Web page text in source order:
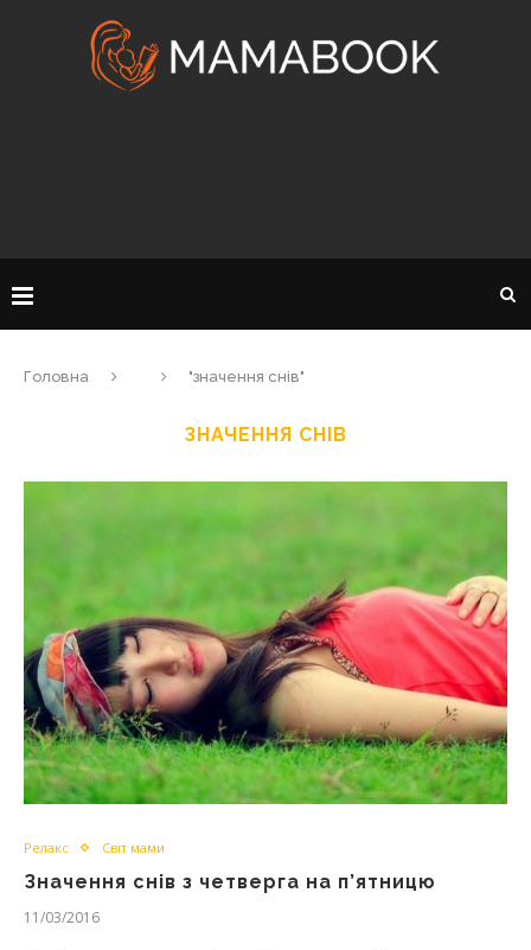
Головна "значення снів"
ЗНАЧЕННЯ СНІВ
Релакс Світ мами
Значення снів з четверга на п’ятницю
11/03/2016